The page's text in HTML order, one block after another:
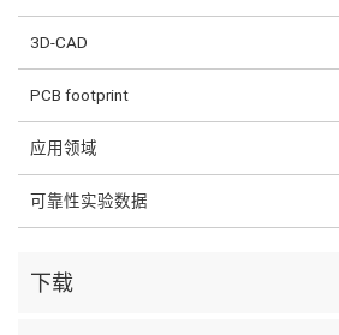
3D-CAD
PCB footprint
应用领域
可靠性实验数据
下载